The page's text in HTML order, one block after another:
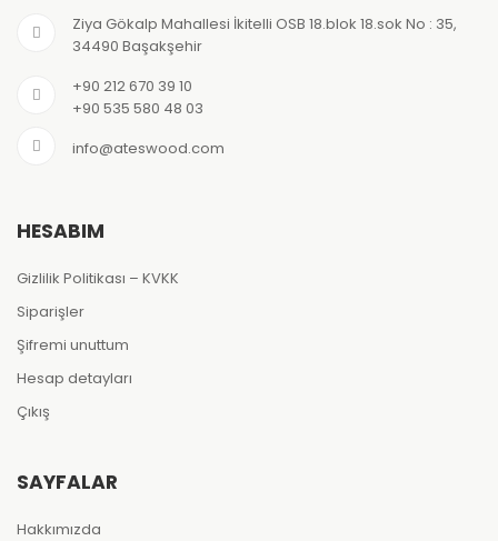
Ziya Gökalp Mahallesi İkitelli OSB 18.blok 18.sok No : 35,
34490 Başakşehir
+90 212 670 39 10
+90 535 580 48 03
info@ateswood.com
HESABIM
Gizlilik Politikası – KVKK
Siparişler
Şifremi unuttum
Hesap detayları
Çıkış
SAYFALAR
Hakkımızda